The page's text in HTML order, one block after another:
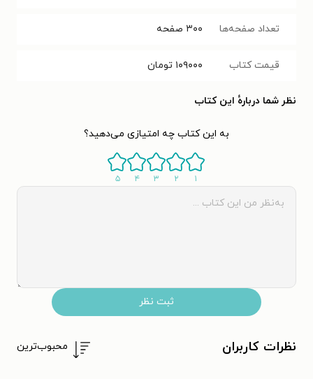
تعداد صفحه‌ها ۳۰۰ صفحه
قیمت کتاب ۱۰۹۰۰۰ تومان
نظر شما دربارهٔ این کتاب
به این کتاب چه امتیازی می‌دهید؟
۱ ۲ ۳ ۴ ۵
ثبت نظر
نظرات کاربران محبوب‌ترین